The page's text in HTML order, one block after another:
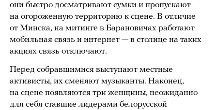
они быстро досматривают сумки и пропускают
на огороженную территорию к сцене. В отличие
от Минска, на митинге в Барановичах работают
мобильная связь и интернет — в столице на таких
акциях связь отключают.
Перед собравшимися выступают местные
активисты, их сменяют музыканты. Наконец,
на сцене появляются три женщины, неожиданно
для себя ставшие лидерами белорусской